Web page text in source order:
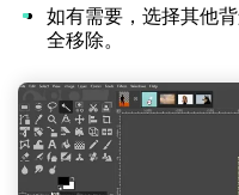
如有需要，选择其他
全移除。